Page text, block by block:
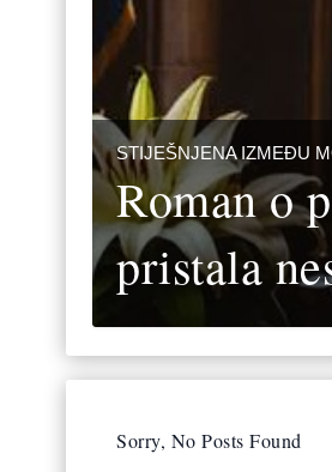
STIJEŠNJENA IZMEĐU
Roman o
pristala
Sorry, No Posts Found